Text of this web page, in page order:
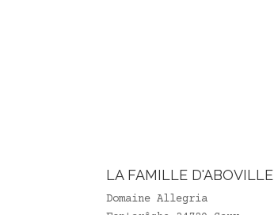
LA FAMILLE D'ABOVILLE
Domaine Allegria